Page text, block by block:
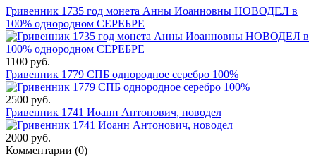
Гривенник 1735 год монета Анны Иоанновны НОВОДЕЛ в
100% однородном СЕРЕБРЕ
1100 руб.
Гривенник 1779 СПБ однородное серебро 100%
2500 руб.
Гривенник 1741 Иоанн Антонович, новодел
2000 руб.
Комментарии (0)